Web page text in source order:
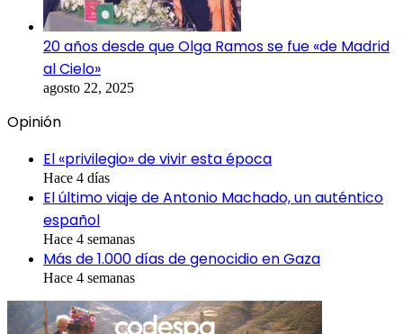
20 años desde que Olga Ramos se fue «de Madrid
al Cielo»
agosto 22, 2025
Opinión
El «privilegio» de vivir esta época
Hace 4 días
El último viaje de Antonio Machado, un auténtico
español
Hace 4 semanas
Más de 1.000 días de genocidio en Gaza
Hace 4 semanas